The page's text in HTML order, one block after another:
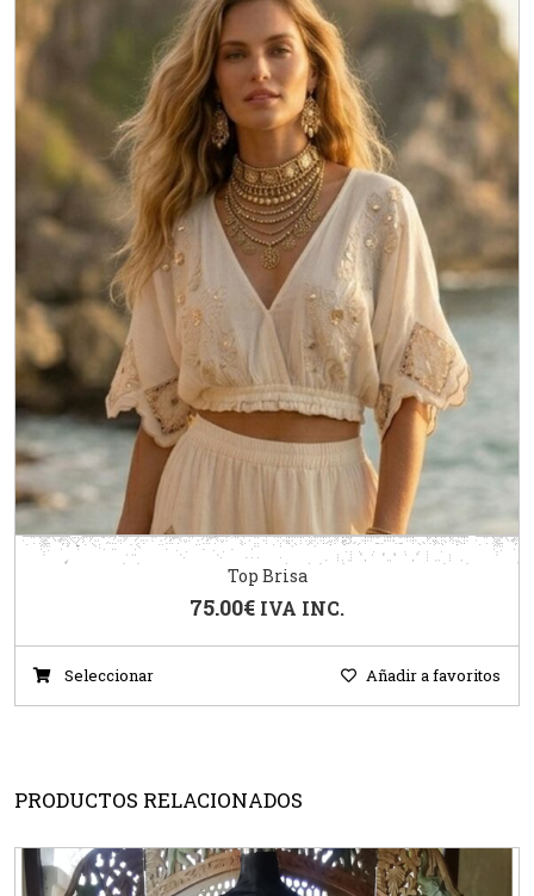
Top Brisa
75.00€ IVA INC.
Seleccionar Añadir a favoritos
PRODUCTOS RELACIONADOS